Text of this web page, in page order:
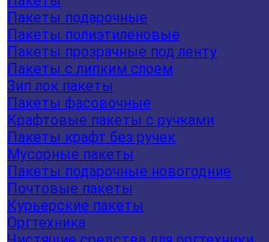
Пакеты подарочные
Пакеты полиэтиленовые
Пакеты прозрачные под ленту
Пакеты с липким слоем
Зип лок пакеты
Пакеты фасовочные
Крафтовые пакеты с ручками
Пакеты крафт без ручек
Мусорные пакеты
Пакеты подарочные новогодние
Почтовые пакеты
Курьерские пакеты
Оргтехника